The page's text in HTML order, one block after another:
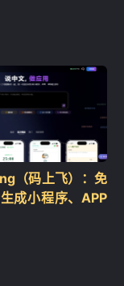
（码上飞）：免
成小程序、APP